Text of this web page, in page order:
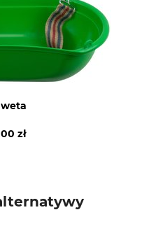
Czas trwania
Od roku do kilku lat
Waga
zł